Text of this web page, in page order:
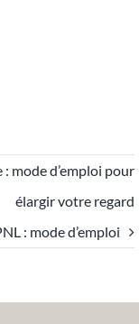
mode d’emploi pour
élargir votre regard
: mode d’emploi